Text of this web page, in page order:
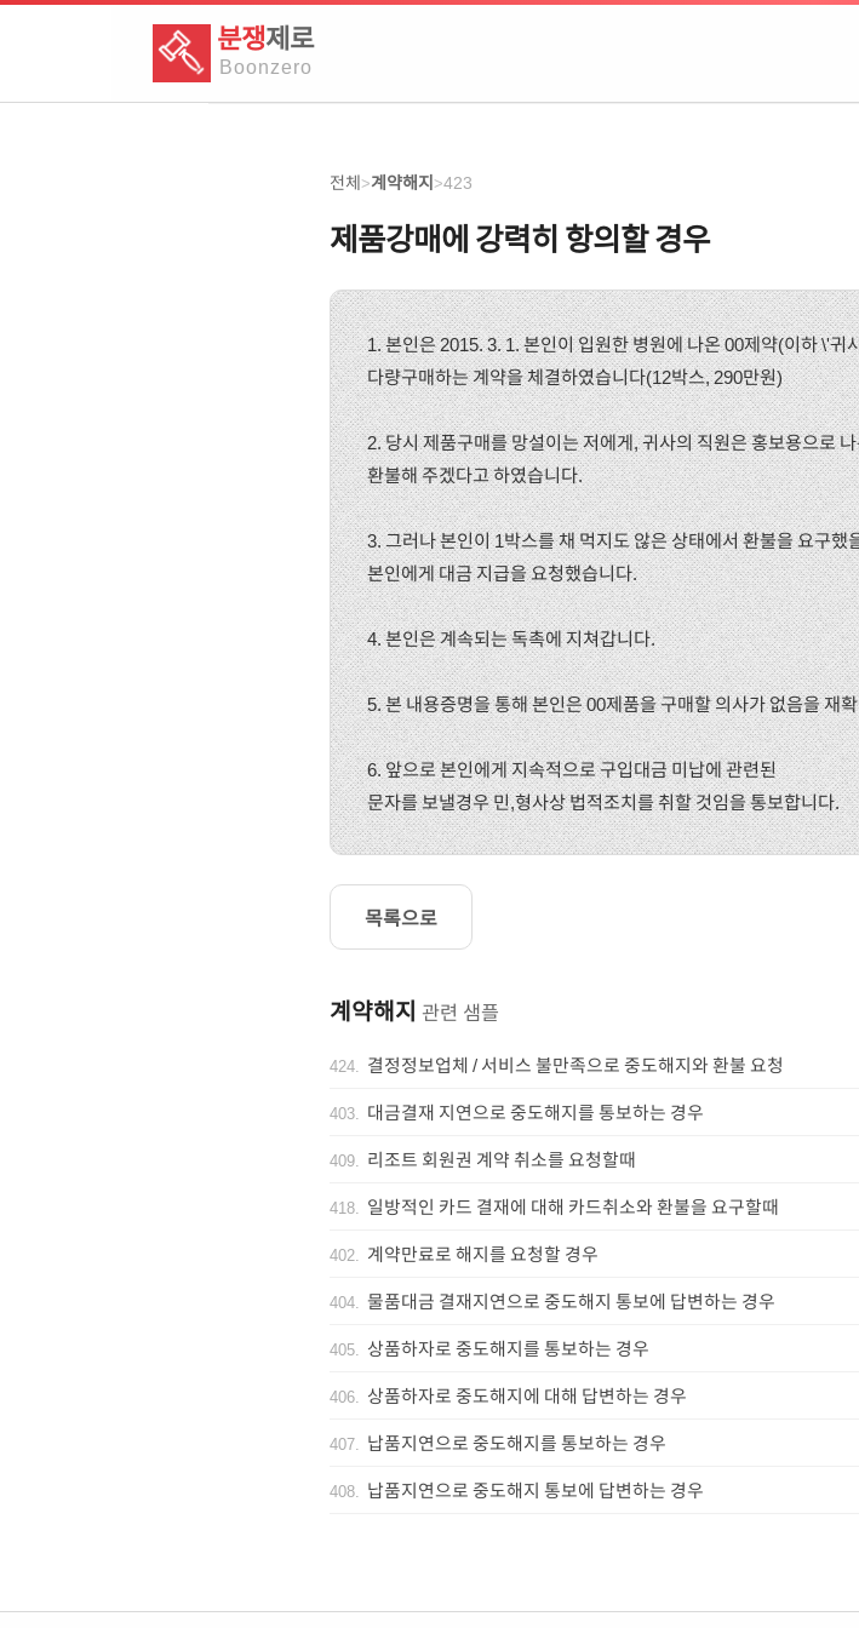
분쟁제로
Boonzero
전체>계약해지>423
제품강매에 강력히 항의할 경우
1. 본인은 2015. 3. 1. 본인이 입원한 병원에 나온 00제약(이하 \'
다량구매하는 계약을 체결하였습니다(12박스, 290만원)
2. 당시 제품구매를 망설이는 저에게, 귀사의 직원은 홍보용으로
환불해 주겠다고 하였습니다.
3. 그러나 본인이 1박스를 채 먹지도 않은 상태에서 환불을 요구
본인에게 대금 지급을 요청했습니다.
4. 본인은 계속되는 독촉에 지쳐갑니다.
5. 본 내용증명을 통해 본인은 00제품을 구매할 의사가 없음을 재
6. 앞으로 본인에게 지속적으로 구입대금 미납에 관련된
문자를 보낼경우 민,형사상 법적조치를 취할 것임을 통보합니다.
목록으로
계약해지 관련 샘플
424. 결정정보업체 / 서비스 불만족으로 중도해지와 환불 요청
403. 대금결재 지연으로 중도해지를 통보하는 경우
409. 리조트 회원권 계약 취소를 요청할때
418. 일방적인 카드 결재에 대해 카드취소와 환불을 요구할때
402. 계약만료로 해지를 요청할 경우
404. 물품대금 결재지연으로 중도해지 통보에 답변하는 경우
405. 상품하자로 중도해지를 통보하는 경우
406. 상품하자로 중도해지에 대해 답변하는 경우
407. 납품지연으로 중도해지를 통보하는 경우
408. 납품지연으로 중도해지 통보에 답변하는 경우